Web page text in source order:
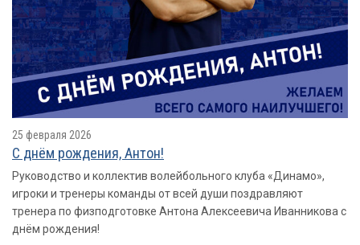
25 февраля 2026
С днём рождения, Антон!
Руководство и коллектив волейбольного клуба «Динамо»,
игроки и тренеры команды от всей души поздравляют
тренера по физподготовке Антона Алексеевича Иванникова с
днём рождения!